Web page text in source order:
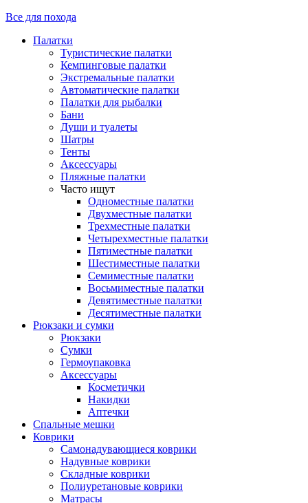
Все для похода
Палатки
Туристические палатки
Кемпинговые палатки
Экстремальные палатки
Автоматические палатки
Палатки для рыбалки
Бани
Души и туалеты
Шатры
Тенты
Аксессуары
Пляжные палатки
Часто ищут
Одноместные палатки
Двухместные палатки
Трехместные палатки
Четырехместные палатки
Пятиместные палатки
Шестиместные палатки
Семиместные палатки
Восьмиместные палатки
Девятиместные палатки
Десятиместные палатки
Рюкзаки и сумки
Рюкзаки
Сумки
Гермоупаковка
Аксессуары
Косметички
Накидки
Аптечки
Спальные мешки
Коврики
Самонадувающиеся коврики
Надувные коврики
Складные коврики
Полиуретановые коврики
Матрасы